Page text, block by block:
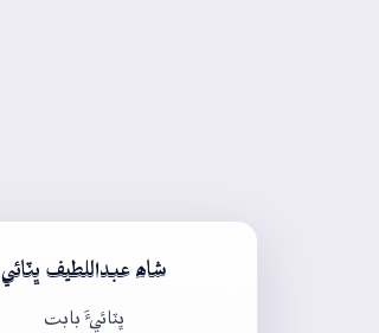
شاھ عبداللطيف ڀٽائي
ڀٽائيءَ بابت